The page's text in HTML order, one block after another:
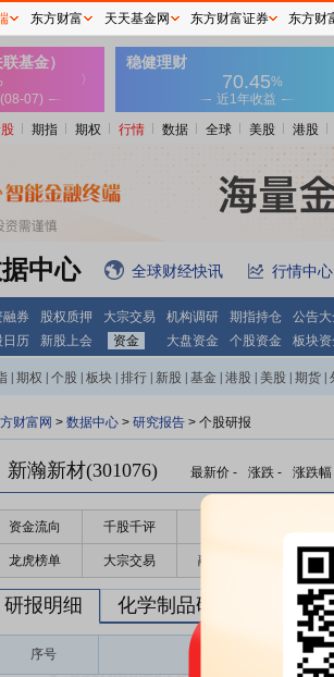
期指 期权 行情 数据 全球 美股 港股
中心 全球财经快讯 行情中心
融券 股权质押 大宗交易 机构调研 期指持仓 公告大
日历 新股上会 资金 大盘资金 个股资金 板块资
期权 个股 板块 排行 新股 基金 港股 美股 期货
财富网 > 数据中心 > 研究报告 > 个股研报
新瀚新材(301076) 最新价 - 涨跌 - 涨跌幅
资金流向 千股千评
龙虎榜单 大宗交易 融资融券 高管
研报明细 化学制品研报 化学
序号
东方财富 天天基金网 东方财富证券 东方财